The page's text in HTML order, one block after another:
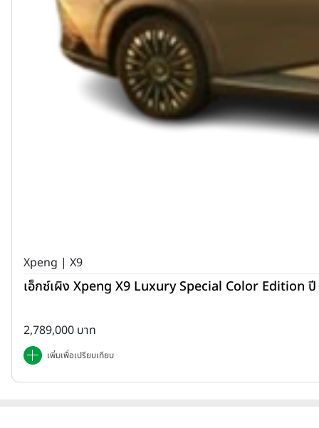
Xpeng | X9
เอ็กซ์เผิง Xpeng X9 Luxury Special Color Edition
2,789,000 บาท
เพิ่มเพื่อเปรียบเทียบ